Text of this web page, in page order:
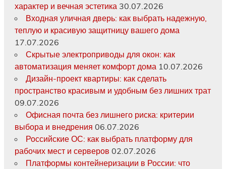
характер и вечная эстетика 30.07.2026
Входная уличная дверь: как выбрать надежную,
теплую и красивую защитницу вашего дома
17.07.2026
Скрытые электроприводы для окон: как
автоматизация меняет комфорт дома 10.07.2026
Дизайн-проект квартиры: как сделать
пространство красивым и удобным без лишних трат
09.07.2026
Офисная почта без лишнего риска: критерии
выбора и внедрения 06.07.2026
Российские ОС: как выбрать платформу для
рабочих мест и серверов 02.07.2026
Платформы контейнеризации в России: что